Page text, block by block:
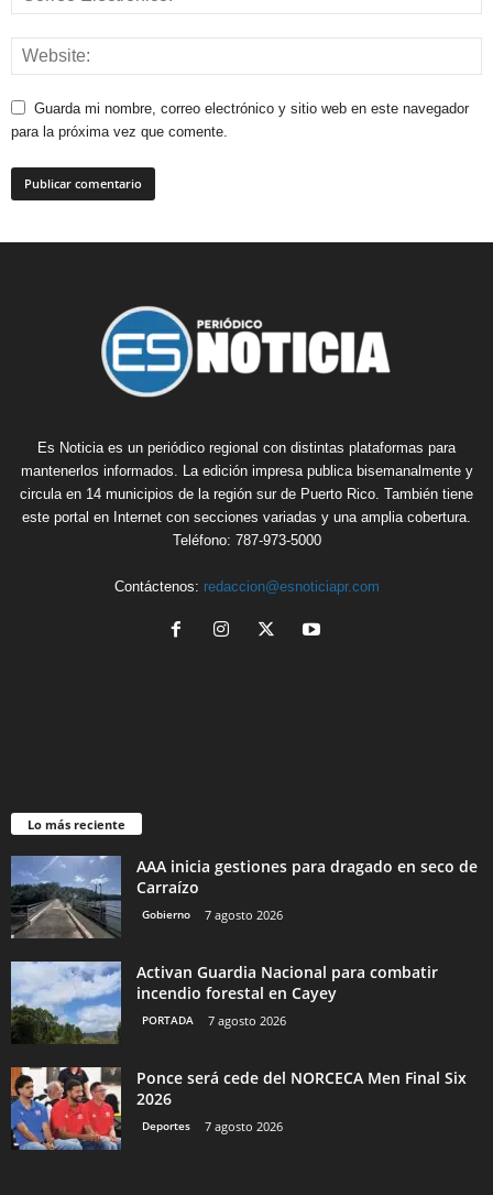
Guarda mi nombre, correo electrónico y sitio web en este navegador
para la próxima vez que comente.
Es Noticia es un periódico regional con distintas plataformas para
mantenerlos informados. La edición impresa publica bisemanalmente y
circula en 14 municipios de la región sur de Puerto Rico. También tiene
este portal en Internet con secciones variadas y una amplia cobertura.
Teléfono: 787-973-5000
Contáctenos: redaccion@esnoticiapr.com
Lo más reciente
AAA inicia gestiones para dragado en seco de
Carraízo
Gobierno 7 agosto 2026
Activan Guardia Nacional para combatir
incendio forestal en Cayey
PORTADA 7 agosto 2026
Ponce será cede del NORCECA Men Final Six
2026
Deportes 7 agosto 2026